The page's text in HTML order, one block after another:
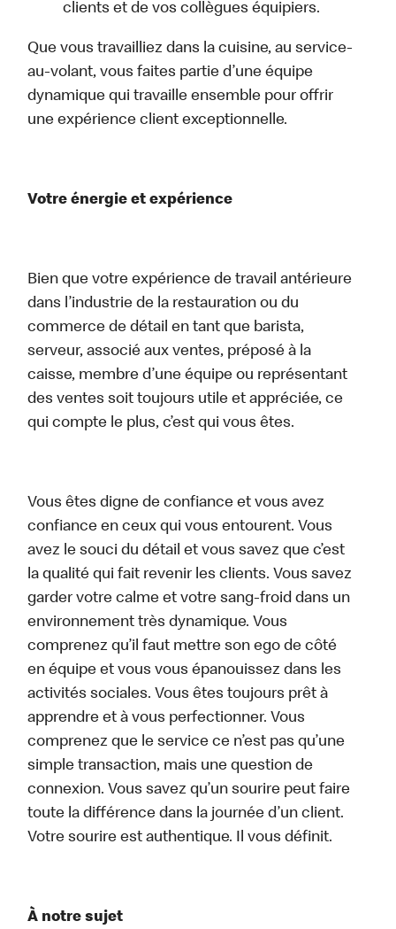
clients et de vos collègues équipiers.
Que vous travailliez dans la cuisine, au service-
au-volant, vous faites partie d’une équipe
dynamique qui travaille ensemble pour offrir
une expérience client exceptionnelle.
Votre énergie et expérience
Bien que votre expérience de travail antérieure
dans l’industrie de la restauration ou du
commerce de détail en tant que barista,
serveur, associé aux ventes, préposé à la
caisse, membre d’une équipe ou représentant
des ventes soit toujours utile et appréciée, ce
qui compte le plus, c’est qui vous êtes.
Vous êtes digne de confiance et vous avez
confiance en ceux qui vous entourent. Vous
avez le souci du détail et vous savez que c’est
la qualité qui fait revenir les clients. Vous savez
garder votre calme et votre sang-froid dans un
environnement très dynamique. Vous
comprenez qu’il faut mettre son ego de côté
en équipe et vous vous épanouissez dans les
activités sociales. Vous êtes toujours prêt à
apprendre et à vous perfectionner. Vous
comprenez que le service ce n’est pas qu’une
simple transaction, mais une question de
connexion. Vous savez qu’un sourire peut faire
toute la différence dans la journée d’un client.
Votre sourire est authentique. Il vous définit.
À notre sujet